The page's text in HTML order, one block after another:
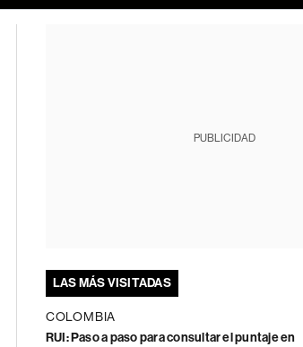
PUBLICIDAD
LAS MÁS VISITADAS
COLOMBIA
RUI: Paso a paso para consultar el puntaje en